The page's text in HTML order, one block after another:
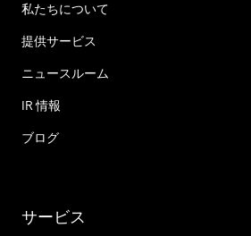
私たちについて
提供サービス
ニュースルーム
IR 情報
ブログ
サービス